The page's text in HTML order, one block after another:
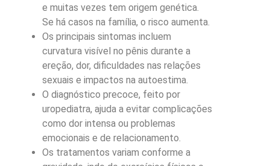
e muitas vezes tem origem genética.
Se há casos na família, o risco aumenta.
Os principais sintomas incluem
curvatura visível no pênis durante a
ereção, dor, dificuldades nas relações
sexuais e impactos na autoestima.
O diagnóstico precoce, feito por
uropediatra, ajuda a evitar complicações
como dor intensa ou problemas
emocionais e de relacionamento.
Os tratamentos variam conforme a